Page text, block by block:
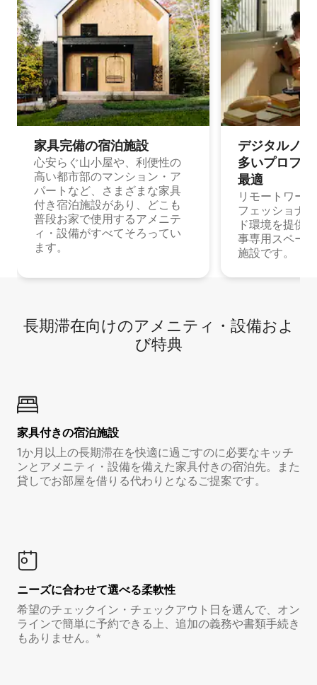
家具完備の宿⁠泊⁠施⁠設
心安らぐ山小屋や、利便性の
高い都市部のマンション・ア
パートなど、さまざまな家具
付き宿泊施設があり、どこも
普段お家で使用するアメニテ
ィ・設備がすべてそろってい
ます。
デジタルノ
多⁠いプ⁠ロ⁠フ⁠
最⁠適
リモートワー
フェッショナ
ド環境を提供
事専用スペー
施設です。
長期滞在向け⁠のア⁠メ⁠ニ⁠テ⁠ィ⁠・設⁠備⁠およ
び特⁠典
家具付き⁠の宿⁠泊⁠施⁠設
1か月以上の長期滞在を快適に過ごすのに必要なキッチ
ンとアメニティ・設備を備えた家具付きの宿泊先。また
貸しでお部屋を借りる代わりとなるご提案です。
ニーズに合わせて選べる柔軟性
希望のチェックイン・チェックアウト日を選んで、オン
ラインで簡単に予約できる上、追加の義務や書類手続き
もありません。*